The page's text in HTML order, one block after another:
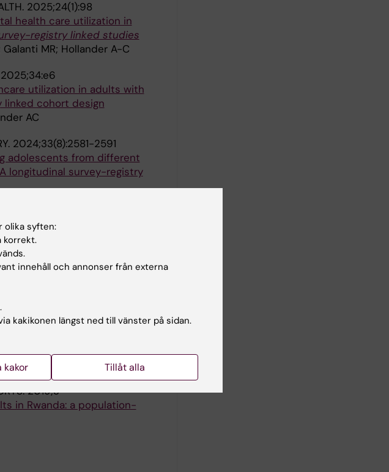
2025;24(1):98
health care utilization in
registry linked studies
MR; Hollander A-C
2025;34:e6
utilization in adults with
cohort design
AC
2024;33(8):2581-2591
adolescents from different
longitudinal survey-registry
RESEARCH.
health questionnaire and
comparison and
socioeconomic adversity
based cohort study
H; Dahnan C; Kosidou K
2019;3
in Rwanda: a population-
olika syften:
korrekt.
innehåll och annonser från externa
kakikonen längst ned till vänster på sidan.
kakor Tillåt alla